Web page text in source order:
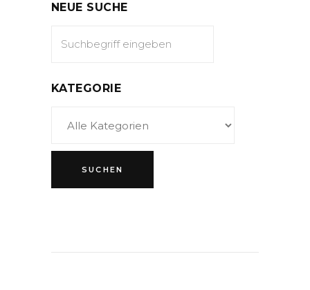
NEUE SUCHE
KATEGORIE